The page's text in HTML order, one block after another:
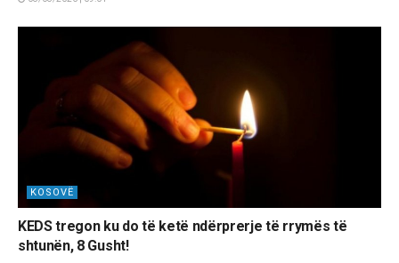
KOSOVË
KEDS tregon ku do të ketë ndërprerje të rrymës të
shtunën, 8 Gusht!